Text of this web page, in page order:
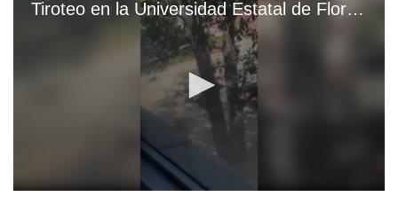
Tiroteo en la Universidad Estatal de Florida